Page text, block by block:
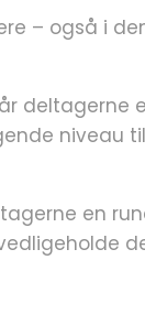
– også i
deltagerne
niveau
en